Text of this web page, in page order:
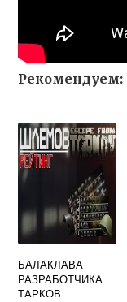
Рекомендуем:
БАЛАКЛАВА
РАЗРАБОТЧИКА
ТАРКОВ